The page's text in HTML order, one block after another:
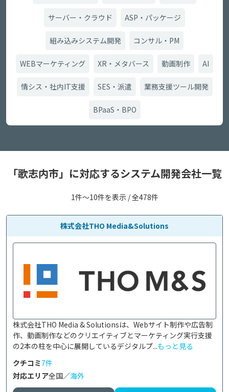
サーバー・クラウド ASP・パッケージ
組み込みシステム開発 コンサル・PM
WEBマーケティング XR・メタバース 動画制作 AI
情シス・社内IT支援 SES・派遣 業務支援ツール開発
BPaaS・BPO
「歌志内市」に対応するシステム開発会社一覧
1件〜10件を表示 / 全478件
株式会社THO Media&Solutions
株式会社THO Media & Solutionsは、Webサイト制作や広告制
作、動画制作などのクリエイティブとマーケティング実行支援
の2本の柱を中心に展開しているデジタルプ...もっと見る
クチコミ7件
対応エリア全国／海外